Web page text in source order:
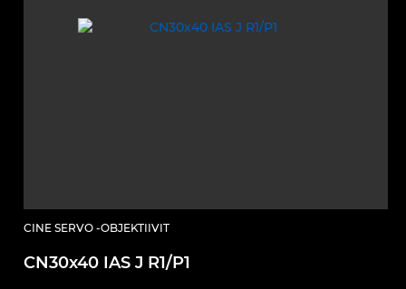
CINE SERVO -OBJEKTIIVIT
CN30x40 IAS J R1/P1